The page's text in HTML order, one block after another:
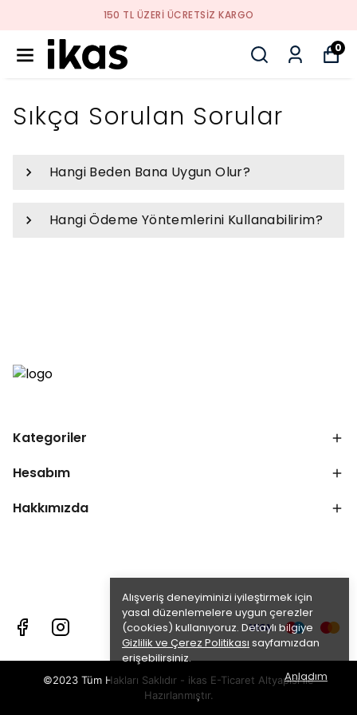
150 TL ÜZERI ÜCRETSIZ KARGO
0
Alışveriş deneyiminizi iyileştirmek için
yasal düzenlemelere uygun çerezler
(cookies) kullanıyoruz. Detaylı bilgiye
Gizlilik ve Çerez Politikası sayfamızdan
erişebilirsiniz.
Anladım
Sıkça Sorulan Sorular
Hangi Beden Bana Uygun Olur?
Hangi Ödeme Yöntemlerini Kullanabilirim?
Kategoriler
Hesabım
Hakkımızda
©2023 Tüm Hakları Saklıdır - ikas E-Ticaret Altyapısı ile
Hazırlanmıştır.